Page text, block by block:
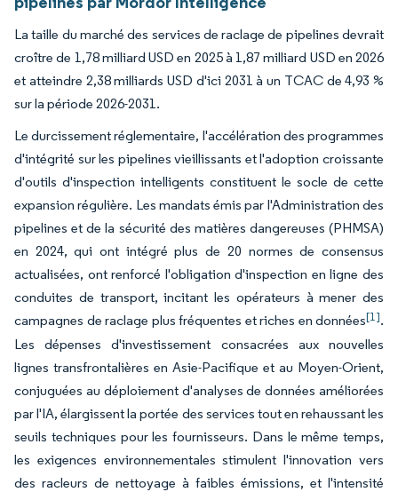
La taille du marché des services de raclage de pipelines devrait
croître de 1,78 milliard USD en 2025 à 1,87 milliard USD en 2026
et atteindre 2,38 milliards USD d'ici 2031 à un TCAC de 4,93 %
sur la période 2026-2031.
Le durcissement réglementaire, l'accélération des programmes
d'intégrité sur les pipelines vieillissants et l'adoption croissante
d'outils d'inspection intelligents constituent le socle de cette
expansion régulière. Les mandats émis par l'Administration des
pipelines et de la sécurité des matières dangereuses (PHMSA)
en 2024, qui ont intégré plus de 20 normes de consensus
actualisées, ont renforcé l'obligation d'inspection en ligne des
conduites de transport, incitant les opérateurs à mener des
campagnes de raclage plus fréquentes et riches en données[1].
Les dépenses d'investissement consacrées aux nouvelles
lignes transfrontalières en Asie-Pacifique et au Moyen-Orient,
conjuguées au déploiement d'analyses de données améliorées
par l'IA, élargissent la portée des services tout en rehaussant les
seuils techniques pour les fournisseurs. Dans le même temps,
les exigences environnementales stimulent l'innovation vers
des racleurs de nettoyage à faibles émissions, et l'intensité